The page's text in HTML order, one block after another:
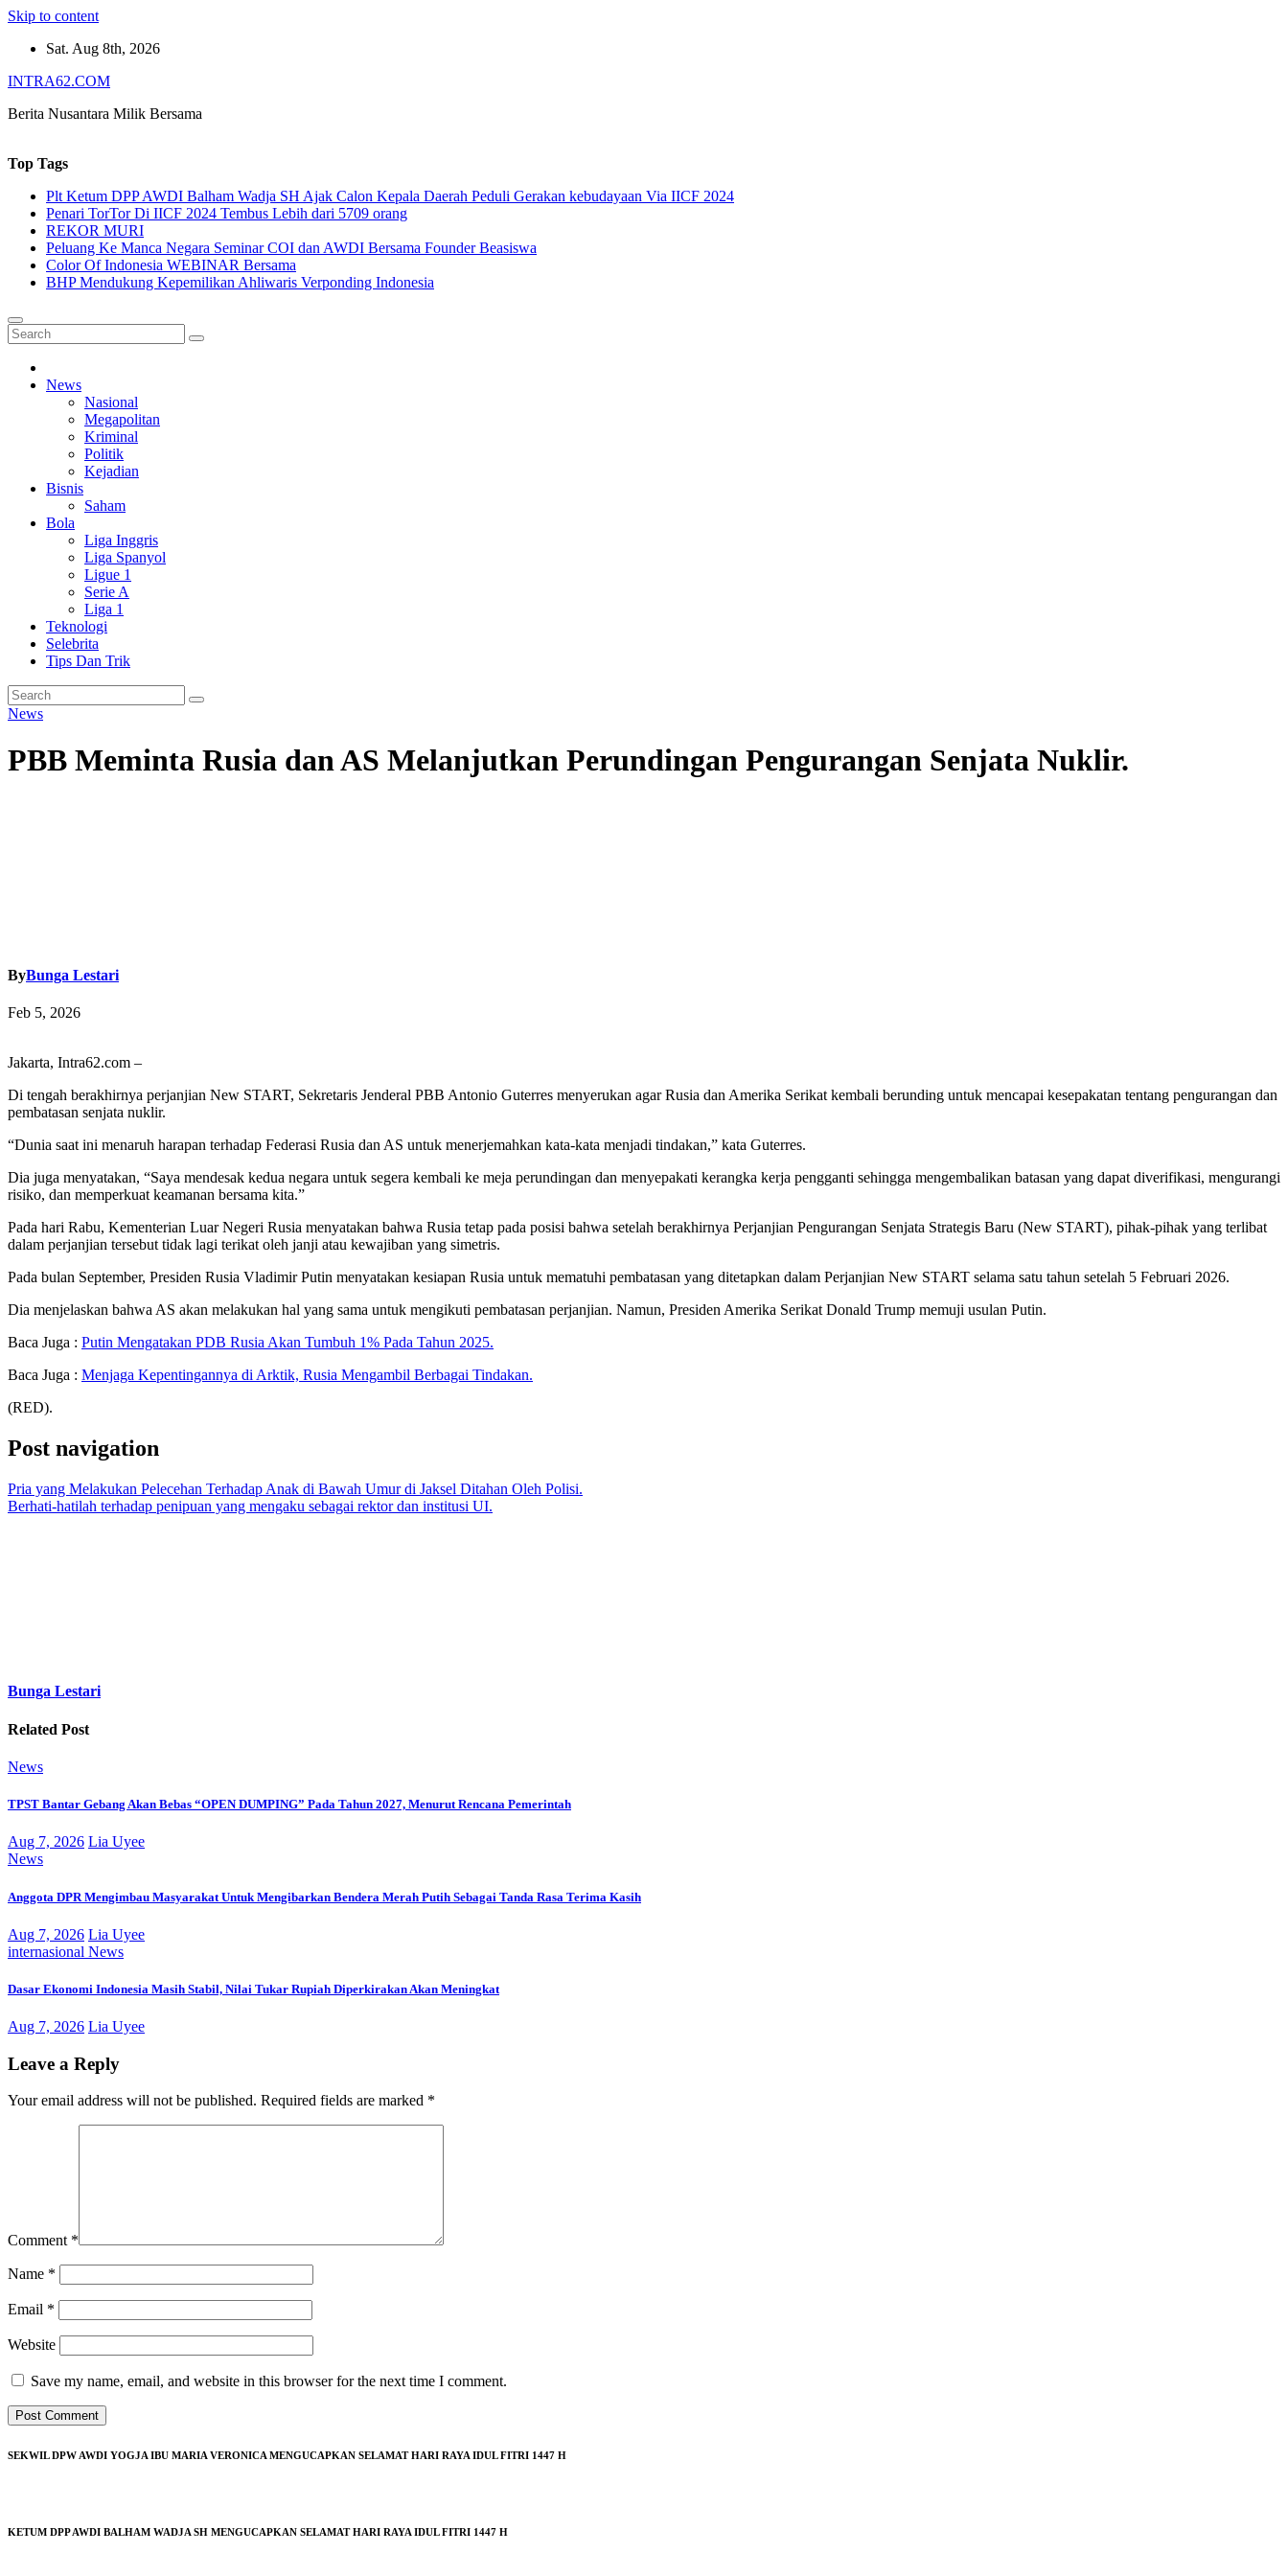
Skip to content
Sat. Aug 8th, 2026
INTRA62.COM
Berita Nusantara Milik Bersama
Top Tags
Plt Ketum DPP AWDI Balham Wadja SH Ajak Calon Kepala Daerah Peduli Gerakan kebudayaan Via IICF 2024
Penari TorTor Di IICF 2024 Tembus Lebih dari 5709 orang
REKOR MURI
Peluang Ke Manca Negara Seminar COI dan AWDI Bersama Founder Beasiswa
Color Of Indonesia WEBINAR Bersama
BHP Mendukung Kepemilikan Ahliwaris Verponding Indonesia
News
Nasional
Megapolitan
Kriminal
Politik
Kejadian
Bisnis
Saham
Bola
Liga Inggris
Liga Spanyol
Ligue 1
Serie A
Liga 1
Teknologi
Selebrita
Tips Dan Trik
News
PBB Meminta Rusia dan AS Melanjutkan Perundingan Pengurangan Senjata Nuklir.
ByBunga Lestari
Feb 5, 2026
Jakarta, Intra62.com –
Di tengah berakhirnya perjanjian New START, Sekretaris Jenderal PBB Antonio Guterres menyerukan agar Rusia dan Amerika Serikat kembali berunding untuk mencapai kesepakatan tentang pengurangan dan
pembatasan senjata nuklir.
“Dunia saat ini menaruh harapan terhadap Federasi Rusia dan AS untuk menerjemahkan kata-kata menjadi tindakan,” kata Guterres.
Dia juga menyatakan, “Saya mendesak kedua negara untuk segera kembali ke meja perundingan dan menyepakati kerangka kerja pengganti sehingga mengembalikan batasan yang dapat diverifikasi, mengurangi
risiko, dan memperkuat keamanan bersama kita.”
Pada hari Rabu, Kementerian Luar Negeri Rusia menyatakan bahwa Rusia tetap pada posisi bahwa setelah berakhirnya Perjanjian Pengurangan Senjata Strategis Baru (New START), pihak-pihak yang terlibat
dalam perjanjian tersebut tidak lagi terikat oleh janji atau kewajiban yang simetris.
Pada bulan September, Presiden Rusia Vladimir Putin menyatakan kesiapan Rusia untuk mematuhi pembatasan yang ditetapkan dalam Perjanjian New START selama satu tahun setelah 5 Februari 2026.
Dia menjelaskan bahwa AS akan melakukan hal yang sama untuk mengikuti pembatasan perjanjian. Namun, Presiden Amerika Serikat Donald Trump memuji usulan Putin.
Baca Juga : Putin Mengatakan PDB Rusia Akan Tumbuh 1% Pada Tahun 2025.
Baca Juga : Menjaga Kepentingannya di Arktik, Rusia Mengambil Berbagai Tindakan.
(RED).
Post navigation
Pria yang Melakukan Pelecehan Terhadap Anak di Bawah Umur di Jaksel Ditahan Oleh Polisi.
Berhati-hatilah terhadap penipuan yang mengaku sebagai rektor dan institusi UI.
Bunga Lestari
Related Post
News
TPST Bantar Gebang Akan Bebas “OPEN DUMPING” Pada Tahun 2027, Menurut Rencana Pemerintah
Aug 7, 2026 Lia Uyee
News
Anggota DPR Mengimbau Masyarakat Untuk Mengibarkan Bendera Merah Putih Sebagai Tanda Rasa Terima Kasih
Aug 7, 2026 Lia Uyee
internasional News
Dasar Ekonomi Indonesia Masih Stabil, Nilai Tukar Rupiah Diperkirakan Akan Meningkat
Aug 7, 2026 Lia Uyee
Leave a Reply
Your email address will not be published. Required fields are marked *
Comment *
Name *
Email *
Website
Save my name, email, and website in this browser for the next time I comment.
SEKWIL DPW AWDI YOGJA IBU MARIA VERONICA MENGUCAPKAN SELAMAT HARI RAYA IDUL FITRI 1447 H
KETUM DPP AWDI BALHAM WADJA SH MENGUCAPKAN SELAMAT HARI RAYA IDUL FITRI 1447 H